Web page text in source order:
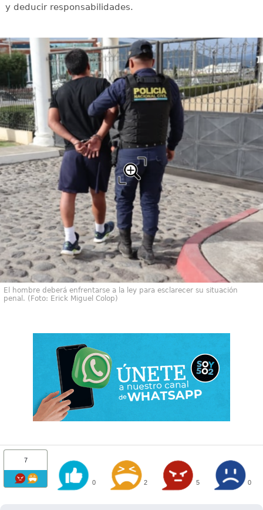
y deducir responsabilidades.
El hombre deberá enfrentarse a la ley para esclarecer su situación
penal. (Foto: Erick Miguel Colop)
7
0 2 5 0